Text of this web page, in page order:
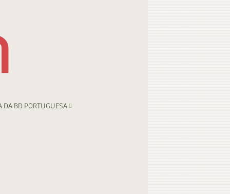
DA BD PORTUGUESA